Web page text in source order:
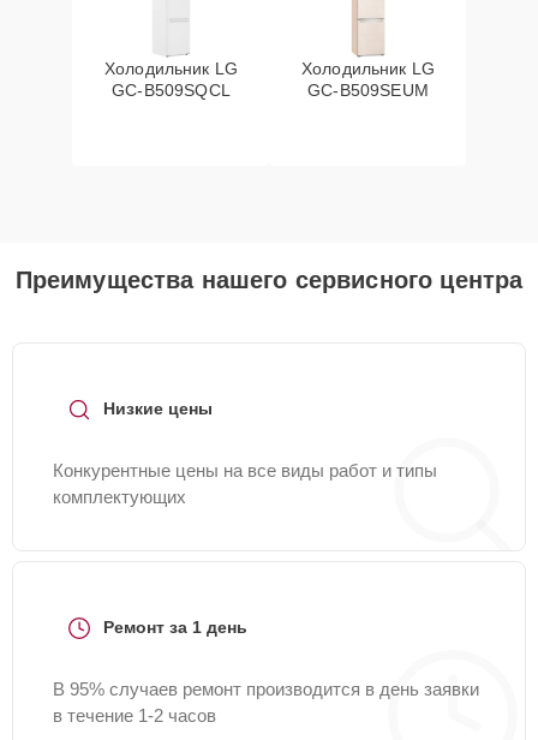
Холодильник LG
GC-B509SQCL
Холодильник LG
GC-B509SEUM
Преимущества нашего сервисного центра
Низкие цены
Конкурентные цены на все виды работ и типы
комплектующих
Ремонт за 1 день
В 95% случаев ремонт производится в день заявки
в течение 1-2 часов